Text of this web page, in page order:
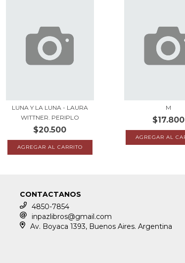
LUNA Y LA LUNA - LAURA
WITTNER. PERIPLO
$20.500
M
$17.800
CONTACTANOS
4850-7854
inpazlibros@gmail.com
Av. Boyaca 1393, Buenos Aires. Argentina